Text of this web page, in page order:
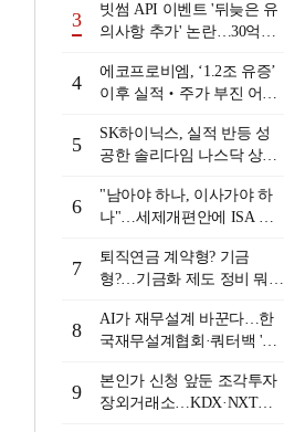
3
빗썸 API 이벤트 '뒤늦은 유
의사항 추가' 논란…30억원
발
4
에코프로비엠, ‘1.2조 유증’
이후 실적‧주가 부진 어쩌
5
SK하이닉스, 실적 반등 성
공한 솔리다임 나스닥 상장
6
"남아야 하나, 이사가야 하
나"…세제개편안에 ISA 투
7
퇴직연금 계약형? 기금
형?…기금화 제도 정비 뭐길
(상)]
8
AI가 재무설계 바꾼다…한
국재무설계협회·쿼터백 '베
9
본인가 신청 앞둔 조각투자
장외거래소…KDX·NXT컨